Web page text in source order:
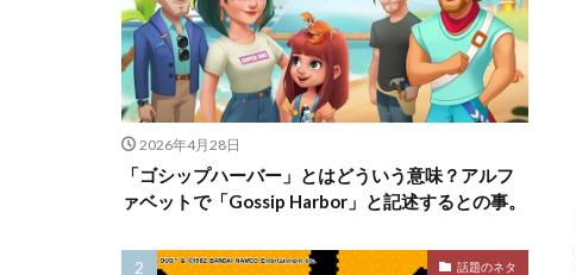
2026年4月28日
「ゴシップハーバー」とはどういう意味？アルフ
ァベットで「Gossip Harbor」と記述するとの事。
話題のネタ